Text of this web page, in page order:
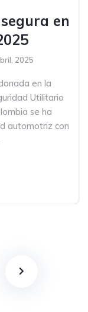
en
2025
en la
Utilitario
se ha
automotriz con